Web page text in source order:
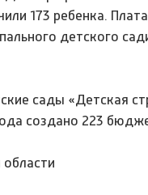
173 ребенка.
детского
сады «Детская
создано 223